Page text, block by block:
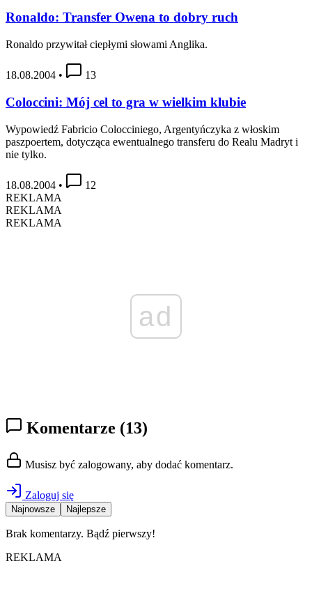
Ronaldo: Transfer Owena to dobry ruch
Ronaldo przywitał ciepłymi słowami Anglika.
18.08.2004 • 13
Coloccini: Mój cel to gra w wielkim klubie
Wypowiedź Fabricio Colocciniego, Argentyńczyka z włoskim
paszpoertem, dotycząca ewentualnego transferu do Realu Madryt i
nie tylko.
18.08.2004 •
12
REKLAMA
REKLAMA
REKLAMA
ad
Komentarze (13)
Musisz być zalogowany, aby dodać komentarz.
Zaloguj się
Najnowsze Najlepsze
Brak komentarzy. Bądź pierwszy!
REKLAMA